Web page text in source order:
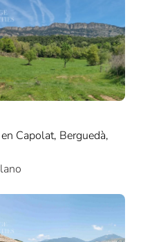
Capolat, Berguedà,